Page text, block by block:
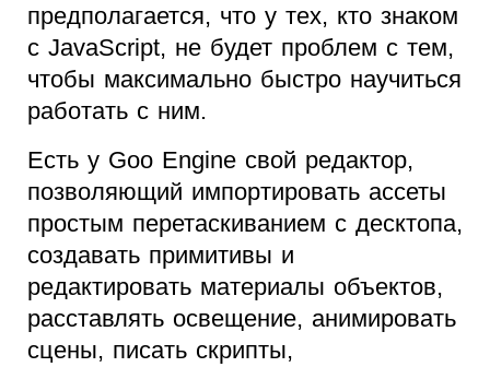
предполагается, что у тех, кто знаком
с JavaScript, не будет проблем с тем,
чтобы максимально быстро научиться
работать с ним.
Есть у Goo Engine свой редактор,
позволяющий импортировать ассеты
простым перетаскиванием с десктопа,
создавать примитивы и
редактировать материалы объектов,
расставлять освещение, анимировать
сцены, писать скрипты,